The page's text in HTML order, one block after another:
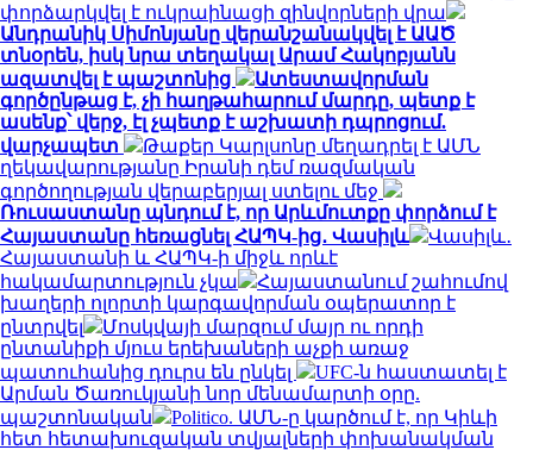
փորձարկվել է ուկրաինացի զինվորների վրա
Անդրանիկ Սիմոնյանը վերանշանակվել է ԱԱԾ
տնօրեն, իսկ նրա տեղակալ Արամ Հակոբյանն
ազատվել է պաշտոնից
Ատեստավորման
գործընթաց է, չի հաղթահարում մարդը, պետք է
ասենք՝ վերջ, էլ չպետք է աշխատի դպրոցում.
վարչապետ
Թաքեր Կարլսոնը մեղադրել է ԱՄՆ
ղեկավարությանը Իրանի դեմ ռազմական
գործողության վերաբերյալ ստելու մեջ
Ռուսաստանը պնդում է, որ Արևմուտքը փորձում է
Հայաստանը հեռացնել ՀԱՊԿ-ից․ Վասիլև
Վասիլև․
Հայաստանի և ՀԱՊԿ-ի միջև որևէ
հակամարտություն չկա
Հայաստանում շահումով
խաղերի ոլորտի կարգավորման օպերատոր է
ընտրվել
Մոսկվայի մարզում մայր ու որդի
ընտանիքի մյուս երեխաների աչքի առաջ
պատուհանից դուրս են ընկել
UFC-ն հաստատել է
Արման Ծառուկյանի նոր մենամարտի օրը.
պաշտոնական
Politico. ԱՄՆ-ը կարծում է, որ Կիևի
հետ հետախուզական տվյալների փոխանակման